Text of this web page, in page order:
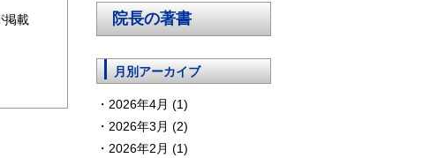
掲載
院長の著書
月別アーカイブ
2026年4月 (1)
2026年3月 (2)
2026年2月 (1)